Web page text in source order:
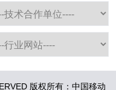
版权所有：中国移动